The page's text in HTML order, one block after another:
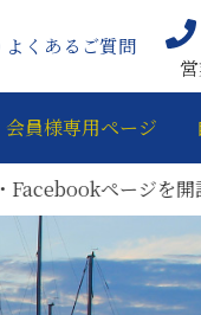
よくあるご質問
会員様専用ページ
ージを開設しまし